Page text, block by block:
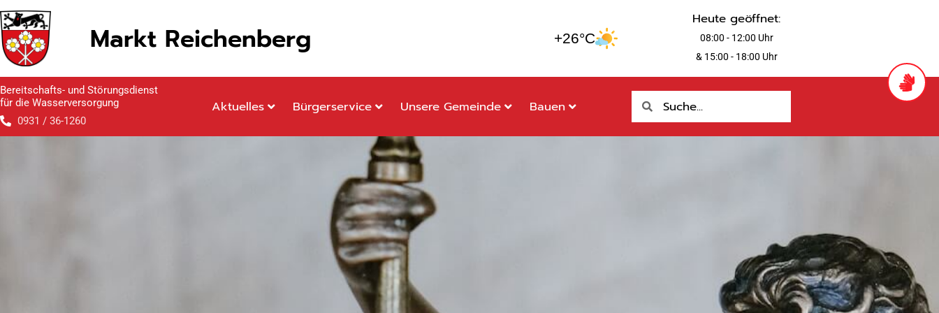
springen
Zum
Inhalt
springen
Markt Reichenberg +26°C
Heute geöffnet:
08:00 - 12:00 Uhr
& 15:00 - 18:00 Uhr
Bereitschafts- und Störungsdienst
für die Wasserversorgung
0931 / 36-1260
Aktuelles Bürgerservice Unsere Gemeinde Bauen Suche